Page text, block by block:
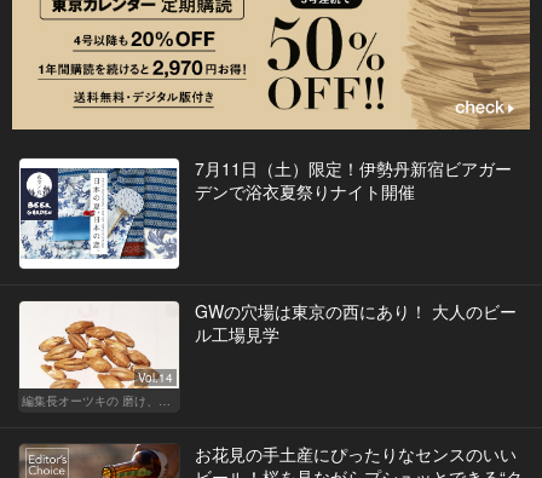
7月11日（土）限定！伊勢丹新宿ビアガー
デンで浴衣夏祭りナイト開催
Vol.14
GWの穴場は東京の西にあり！ 大人のビー
ル工場見学
お花見の手土産にぴったりなセンスのいい